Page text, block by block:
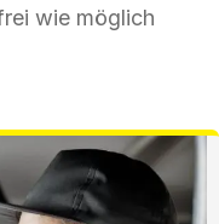
wie möglich